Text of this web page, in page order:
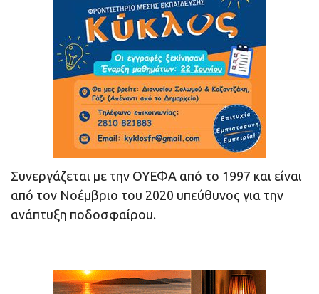
Συνεργάζεται με την ΟΥΕΦΑ από το 1997 και είναι
από τον Νοέμβριο του 2020 υπεύθυνος για την
ανάπτυξη ποδοσφαίρου.